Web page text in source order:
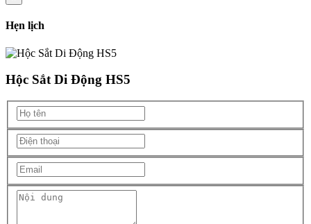
Hẹn lịch
Hộc Sắt Di Động HS5